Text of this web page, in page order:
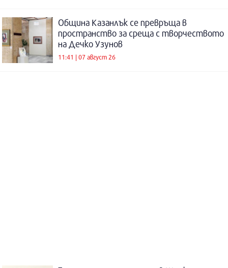
Община Казанлък се превръща в
пространство за среща с творчеството
на Дечко Узунов
11:41 | 07 август 26